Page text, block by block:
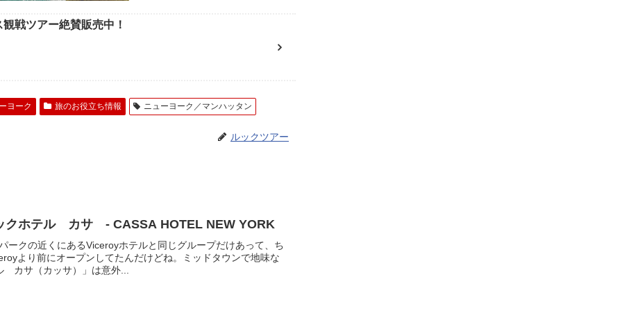
戦ツアー絶賛販売中！
ヨーク 旅のお役立ち情報 ニューヨーク／マンハッタン
ルックツアー
クホテル カサ - CASSA HOTEL NEW YORK
ークの近くにあるViceroyホテルと同じグループだけあって、ち
より前にオープンしてたんだけどね。ミッドタウンで地味な
カサ（カッサ）」は意外...